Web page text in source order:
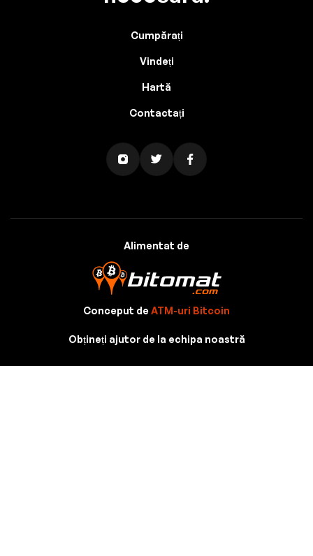
Cumpărați
Vindeți
Hartă
Contactați
Alimentat de
Conceput de ATM-uri Bitcoin
Obțineți ajutor de la echipa noastră